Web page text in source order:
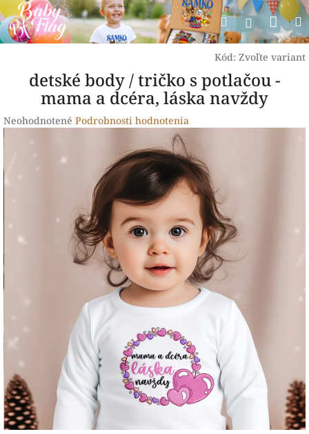
Prejsť
na
obsah
Hľadať
Kód: Zvoľte variant
detské body / tričko s potlačou -
mama a dcéra, láska navždy
Priemerné
hodnotenie
produktu
0,0
hviezdičiek.
Neohodnotené Podrobnosti hodnotenia